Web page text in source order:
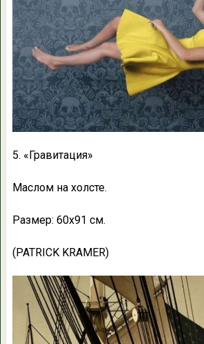
5. «Гравитация»
Маслом на холсте.
Размер: 60х91 см.
(PATRICK KRAMER)